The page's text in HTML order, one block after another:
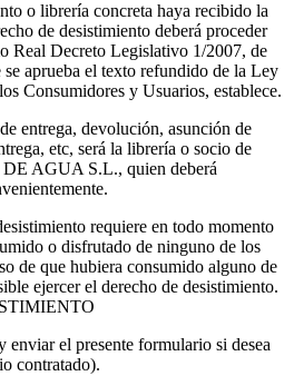
o librería concreta haya recibido la
de desistimiento deberá proceder
Real Decreto Legislativo 1/2007, de
aprueba el texto refundido de la Ley
Consumidores y Usuarios, establece.
entrega, devolución, asunción de
etc, será la librería o socio de
AGUA S.L., quien deberá
requiere en todo momento
o disfrutado de ninguno de los
de que hubiera consumido alguno de
ejercer el derecho de desistimiento.
enviar el presente formulario si desea
contratado).